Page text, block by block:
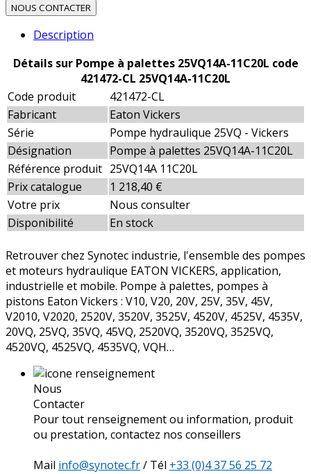
NOUS CONTACTER
Description
Détails sur Pompe à palettes 25VQ14A-11C20L code
421472-CL 25VQ14A-11C20L
Code produit
421472-CL
Fabricant
Eaton Vickers
Série
Pompe hydraulique 25VQ - Vickers
Désignation
Pompe à palettes 25VQ14A-11C20L
Référence produit 25VQ14A 11C20L
Prix catalogue
1 218,40 €
Votre prix
Nous consulter
Disponibilité
En stock
Retrouver chez Synotec industrie, l'ensemble des pompes
et moteurs hydraulique EATON VICKERS, application,
industrielle et mobile. Pompe à palettes, pompes à
pistons Eaton Vickers : V10, V20, 20V, 25V, 35V, 45V,
V2010, V2020, 2520V, 3520V, 3525V, 4520V, 4525V, 4535V,
20VQ, 25VQ, 35VQ, 45VQ, 2520VQ, 3520VQ, 3525VQ,
4520VQ, 4525VQ, 4535VQ, VQH…
Nous
Contacter
Pour tout renseignement ou information, produit
ou prestation, contactez nos conseillers
Mail info@synotec.fr/ Tél +33 (0)4 37 56 25 72